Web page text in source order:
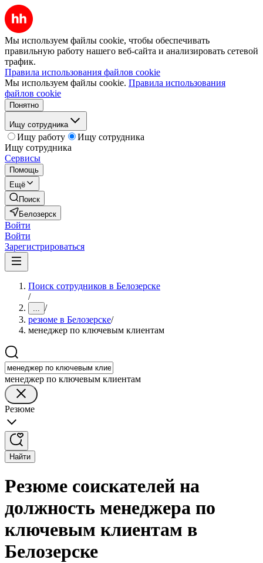
Мы используем файлы cookie, чтобы обеспечивать
правильную работу нашего веб-сайта и анализировать сетевой
трафик.
Правила использования файлов cookie
Мы используем файлы cookie. Правила использования
файлов cookie
Понятно
Ищу сотрудника
Ищу работу
Ищу сотрудника
Ищу сотрудника
Сервисы
Помощь
Ещё
Поиск
Белозерск
Войти
Войти
Зарегистрироваться
Поиск сотрудников в Белозерске
/
... /
резюме в Белозерске/
менеджер по ключевым клиентам
менеджер по ключевым клиентам
Резюме
Найти
Резюме соискателей на
должность менеджера по
ключевым клиентам в
Белозерске